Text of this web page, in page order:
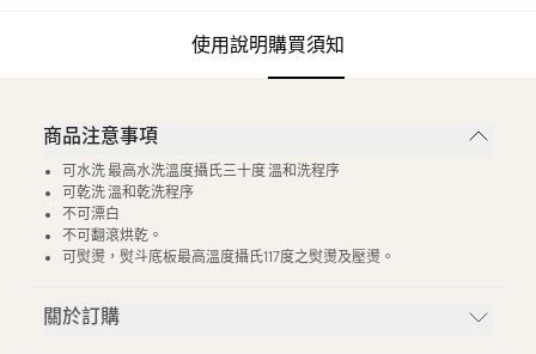
使用說明購買須知
商品注意事項
可水洗 最高水洗溫度攝氏三十度 溫和洗程序
可乾洗 溫和乾洗程序
不可漂白
不可翻滾烘乾。
可熨燙，熨斗底板最高溫度攝氏117度之熨燙及壓燙。
關於訂購